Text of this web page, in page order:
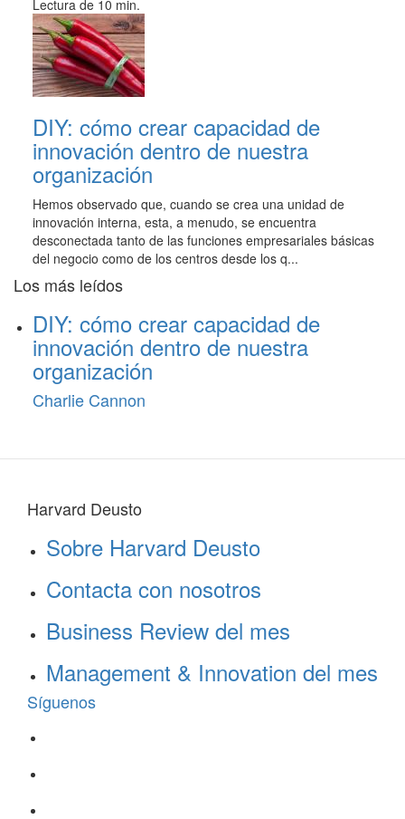
Lectura de 10 min.
DIY: cómo crear capacidad de
innovación dentro de nuestra
organización
Hemos observado que, cuando se crea una unidad de
innovación interna, esta, a menudo, se encuentra
desconectada tanto de las funciones empresariales básicas
del negocio como de los centros desde los q...
Los más leídos
DIY: cómo crear capacidad de
innovación dentro de nuestra
organización
Charlie Cannon
Harvard Deusto
Sobre Harvard Deusto
Contacta con nosotros
Business Review del mes
Management & Innovation del mes
Síguenos